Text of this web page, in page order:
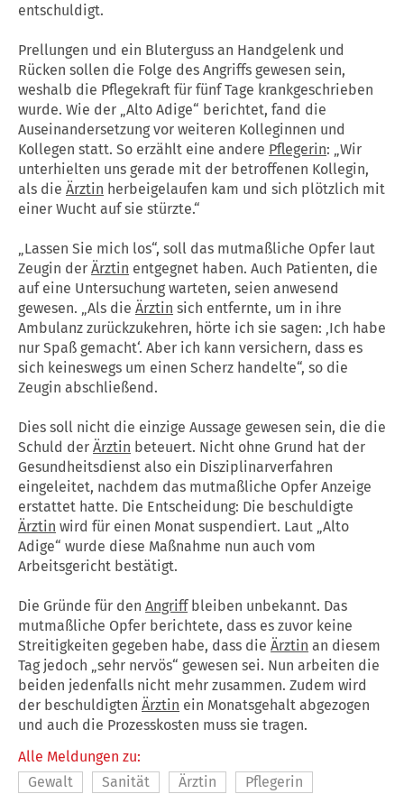
entschuldigt.
Prellungen und ein Bluterguss an Handgelenk und
Rücken sollen die Folge des Angriffs gewesen sein,
weshalb die Pflegekraft für fünf Tage krankgeschrieben
wurde. Wie der „Alto Adige“ berichtet, fand die
Auseinandersetzung vor weiteren Kolleginnen und
Kollegen statt. So erzählt eine andere Pflegerin: „Wir
unterhielten uns gerade mit der betroffenen Kollegin,
als die Ärztin herbeigelaufen kam und sich plötzlich mit
einer Wucht auf sie stürzte.“
„Lassen Sie mich los“, soll das mutmaßliche Opfer laut
Zeugin der Ärztin entgegnet haben. Auch Patienten, die
auf eine Untersuchung warteten, seien anwesend
gewesen. „Als die Ärztin sich entfernte, um in ihre
Ambulanz zurückzukehren, hörte ich sie sagen: ‚Ich habe
nur Spaß gemacht‘. Aber ich kann versichern, dass es
sich keineswegs um einen Scherz handelte“, so die
Zeugin abschließend.
Dies soll nicht die einzige Aussage gewesen sein, die die
Schuld der Ärztin beteuert. Nicht ohne Grund hat der
Gesundheitsdienst also ein Disziplinarverfahren
eingeleitet, nachdem das mutmaßliche Opfer Anzeige
erstattet hatte. Die Entscheidung: Die beschuldigte
Ärztin wird für einen Monat suspendiert. Laut „Alto
Adige“ wurde diese Maßnahme nun auch vom
Arbeitsgericht bestätigt.
Die Gründe für den Angriffbleiben unbekannt. Das
mutmaßliche Opfer berichtete, dass es zuvor keine
Streitigkeiten gegeben habe, dass die Ärztin an diesem
Tag jedoch „sehr nervös“ gewesen sei. Nun arbeiten die
beiden jedenfalls nicht mehr zusammen. Zudem wird
der beschuldigten Ärztin ein Monatsgehalt abgezogen
und auch die Prozesskosten muss sie tragen.
Alle Meldungen zu:
Gewalt
Sanität Ärztin Pflegerin